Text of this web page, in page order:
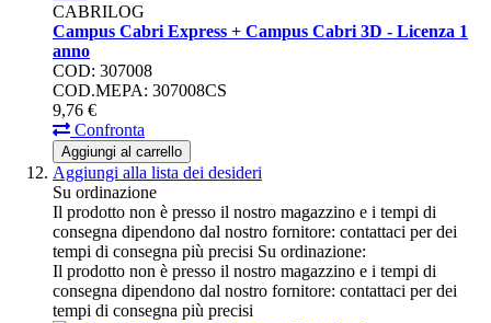
CABRILOG
Campus Cabri Express + Campus Cabri 3D - Licenza 1
anno
COD: 307008
COD.MEPA: 307008CS
9,76 €
Confronta
Aggiungi al carrello
Aggiungi alla lista dei desideri
Su ordinazione
Il prodotto non è presso il nostro magazzino e i tempi di
consegna dipendono dal nostro fornitore: contattaci per dei
tempi di consegna più precisi Su ordinazione:
Il prodotto non è presso il nostro magazzino e i tempi di
consegna dipendono dal nostro fornitore: contattaci per dei
tempi di consegna più precisi